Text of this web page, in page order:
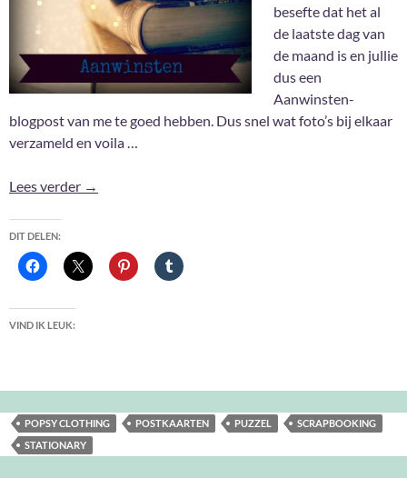
besefte dat het al
de laatste dag van
de maand is en jullie
dus een
Aanwinsten-
blogpost van me te goed hebben. Dus snel wat foto’s bij elkaar
verzameld en voila …
Lees verder Aanwinsten Februari 2026
→
DIT DELEN:
VIND IK LEUK:
POPSY CLOTHING POSTKAARTEN PUZZEL
SCRAPBOOKING
STATIONARY